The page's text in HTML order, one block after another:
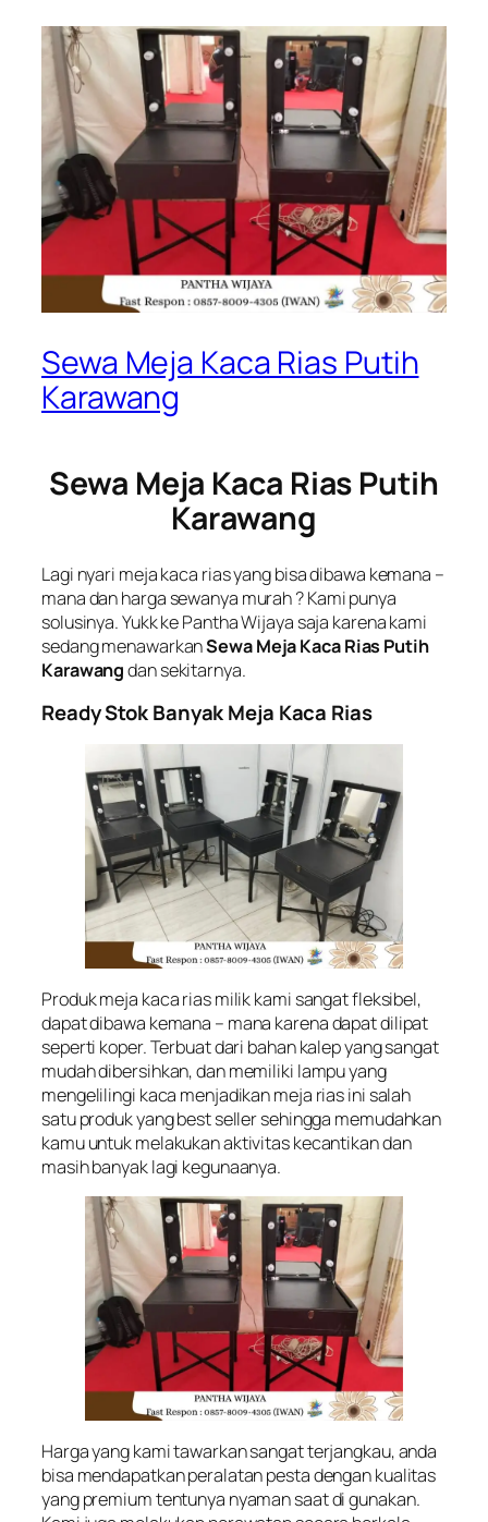
Sewa Meja Kaca Rias Putih
Karawang
Sewa Meja Kaca Rias Putih
Karawang
Lagi nyari meja kaca rias yang bisa dibawa kemana –
mana dan harga sewanya murah ? Kami punya
solusinya. Yukk ke Pantha Wijaya saja karena kami
sedang menawarkanSewa Meja Kaca Rias Putih
Karawangdan sekitarnya.
Ready Stok Banyak Meja Kaca Rias
Produk meja kaca rias milik kami sangat fleksibel,
dapat dibawa kemana – mana karena dapat dilipat
seperti koper. Terbuat dari bahan kalep yang sangat
mudah dibersihkan, dan memiliki lampu yang
mengelilingi kaca menjadikan meja rias ini salah
satu produk yang best seller sehingga memudahkan
kamu untuk melakukan aktivitas kecantikan dan
masih banyak lagi kegunaanya.
Harga yang kami tawarkan sangat terjangkau, anda
bisa mendapatkan peralatan pesta dengan kualitas
yang premium tentunya nyaman saat di gunakan.